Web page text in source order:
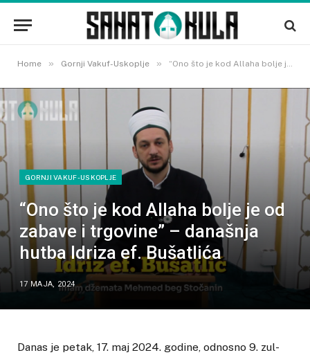
Home » Gornji Vakuf-Uskoplje » “Ono što je kod Allaha bolje je od zabave i trgovine” – današnja hutba Idriza ef. Bušatlića
GORNJI VAKUF-USKOPLJE
“Ono što je kod Allaha bolje je od
zabave i trgovine” – današnja
hutba Idriza ef. Bušatlića
17 MAJA, 2024
Danas je petak, 17. maj 2024. godine, odnosno 9. zul-